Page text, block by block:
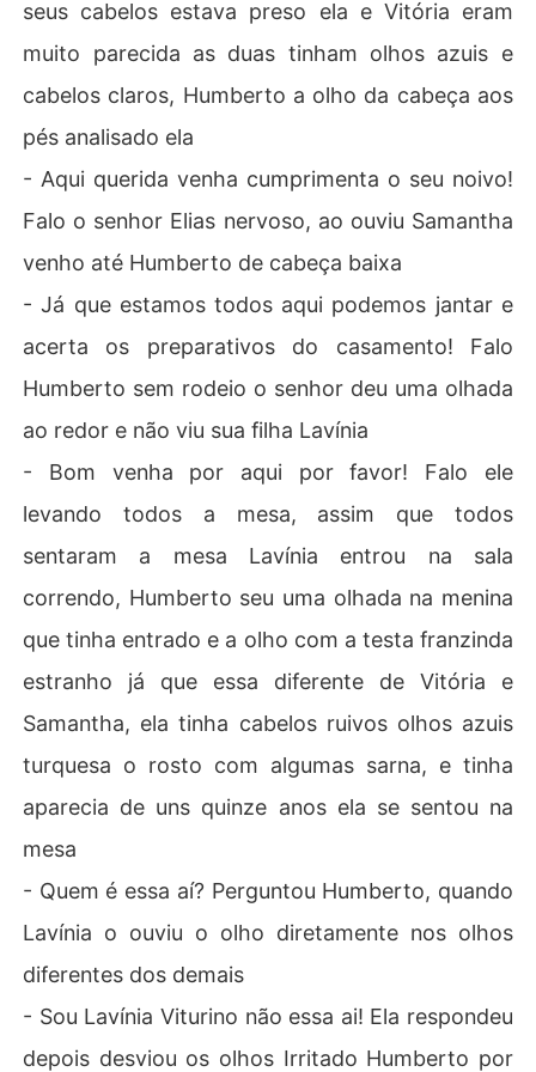
seus cabelos estava preso ela e Vitória eram
muito parecida as duas tinham olhos azuis e
cabelos claros, Humberto a olho da cabeça aos
pés analisado ela
- Aqui querida venha cumprimenta o seu noivo!
Falo o senhor Elias nervoso, ao ouviu Samantha
venho até Humberto de cabeça baixa
- Já que estamos todos aqui podemos jantar e
acerta os preparativos do casamento! Falo
Humberto sem rodeio o senhor deu uma olhada
ao redor e não viu sua filha Lavínia
- Bom venha por aqui por favor! Falo ele
levando todos a mesa, assim que todos
sentaram a mesa Lavínia entrou na sala
correndo, Humberto seu uma olhada na menina
que tinha entrado e a olho com a testa franzinda
estranho já que essa diferente de Vitória e
Samantha, ela tinha cabelos ruivos olhos azuis
turquesa o rosto com algumas sarna, e tinha
aparecia de uns quinze anos ela se sentou na
mesa
- Quem é essa aí? Perguntou Humberto, quando
Lavínia o ouviu o olho diretamente nos olhos
diferentes dos demais
- Sou Lavínia Viturino não essa ai! Ela respondeu
depois desviou os olhos Irritado Humberto por